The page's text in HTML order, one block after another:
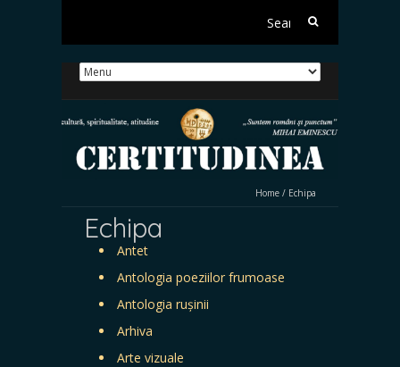
Search
Home / Echipa
Echipa
Antet
Antologia poeziilor frumoase
Antologia rușinii
Arhiva
Arte vizuale